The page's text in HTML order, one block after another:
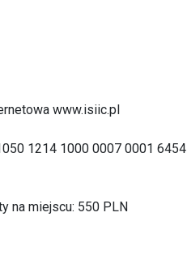
www.isiic.pl
1214 1000 0007 0001 6454
na miejscu: 550 PLN